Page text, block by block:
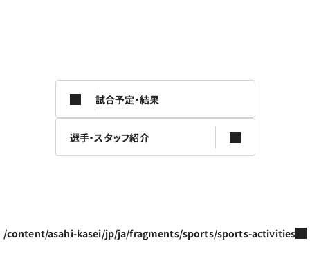
試合予定・結果
選手・スタッフ紹介
/content/asahi-kasei/jp/ja/fragments/sports/sports-activities